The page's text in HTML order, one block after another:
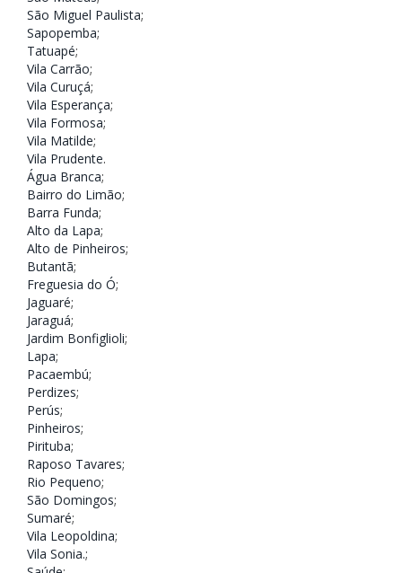
São Miguel Paulista;
Sapopemba;
Tatuapé;
Vila Carrão;
Vila Curuçá;
Vila Esperança;
Vila Formosa;
Vila Matilde;
Vila Prudente.
Água Branca;
Bairro do Limão;
Barra Funda;
Alto da Lapa;
Alto de Pinheiros;
Butantã;
Freguesia do Ó;
Jaguaré;
Jaraguá;
Jardim Bonfiglioli;
Lapa;
Pacaembú;
Perdizes;
Perús;
Pinheiros;
Pirituba;
Raposo Tavares;
Rio Pequeno;
São Domingos;
Sumaré;
Vila Leopoldina;
Vila Sonia.;